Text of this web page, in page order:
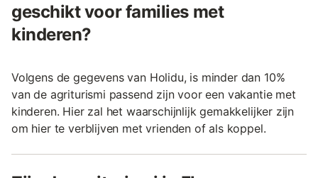
geschikt voor families met
kinderen?
Volgens de gegevens van Holidu, is minder dan 10%
van de agriturismi passend zijn voor een vakantie met
kinderen. Hier zal het waarschijnlijk gemakkelijker zijn
om hier te verblijven met vrienden of als koppel.